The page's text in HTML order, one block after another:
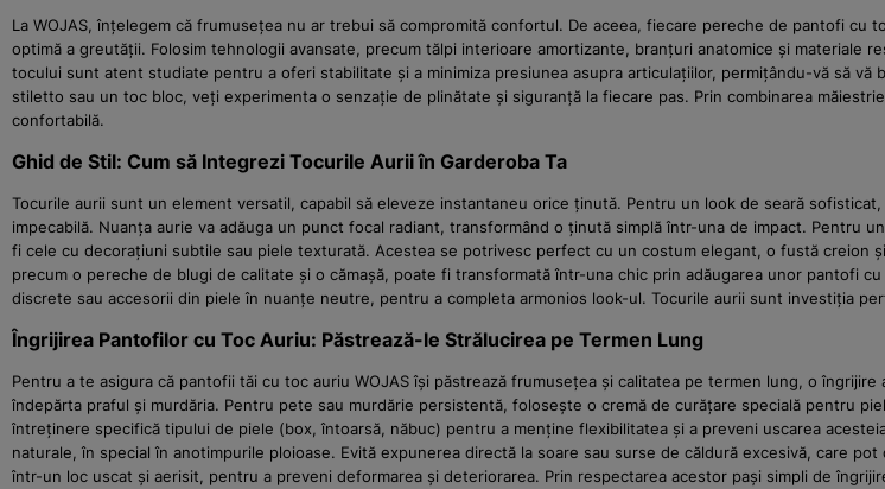
La WOJAS, înțelegem că frumusețea nu ar trebui să compromită confortul. De aceea, fiecare pereche de pantofi
optimă a greutății. Folosim tehnologii avansate, precum tălpi interioare amortizante, branțuri anatomice și materiale
tocului sunt atent studiate pentru a oferi stabilitate și a minimiza presiunea asupra articulațiilor, permițându-vă să
stiletto sau un toc bloc, veți experimenta o senzație de plinătate și siguranță la fiecare pas. Prin combinarea
confortabilă.
Ghid de Stil: Cum să Integrezi Tocurile Aurii în Garderoba Ta
Tocurile aurii sunt un element versatil, capabil să eleveze instantaneu orice ținută. Pentru un look de seară
impecabilă. Nuanța aurie va adăuga un punct focal radiant, transformând o ținută simplă într-una de impact. Pentru
fi cele cu decorațiuni subtile sau piele texturată. Acestea se potrivesc perfect cu un costum elegant, o fustă creion
precum o pereche de blugi de calitate și o cămașă, poate fi transformată într-una chic prin adăugarea unor pantofi
discrete sau accesorii din piele în nuanțe neutre, pentru a completa armonios look-ul. Tocurile aurii sunt investiția
Îngrijirea Pantofilor cu Toc Auriu: Păstrează-le Strălucirea pe Termen Lung
Pentru a te asigura că pantofii tăi cu toc auriu WOJAS își păstrează frumusețea și calitatea pe termen lung, o
îndepărta praful și murdăria. Pentru pete sau murdărie persistentă, folosește o cremă de curățare specială pentru
întreținere specifică tipului de piele (box, întoarsă, năbuc) pentru a menține flexibilitatea și a preveni uscarea
naturale, în special în anotimpurile ploioase. Evită expunerea directă la soare sau surse de căldură excesivă, care
într-un loc uscat și aerisit, pentru a preveni deformarea și deteriorarea. Prin respectarea acestor pași simpli de